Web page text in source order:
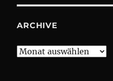
ARCHIVE
Archive